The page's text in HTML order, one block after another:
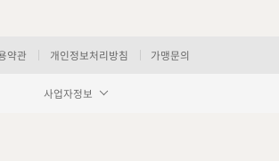
약관 개인정보처리방침 가맹문의
사업자정보